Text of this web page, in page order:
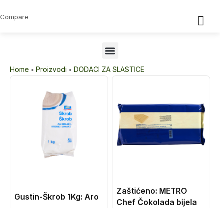
Home Proizvodi DODACI ZA SLASTICE
Gustin-Škrob 1Kg: Aro
Zaštićeno: METRO
Chef Čokolada bijela
Compare